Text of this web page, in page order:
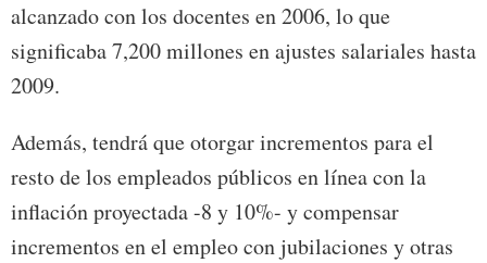
alcanzado con los docentes en 2006, lo que
significaba 7,200 millones en ajustes salariales hasta
2009.
Además, tendrá que otorgar incrementos para el
resto de los empleados públicos en línea con la
inflación proyectada -8 y 10%- y compensar
incrementos en el empleo con jubilaciones y otras